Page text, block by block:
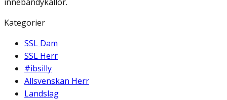
Kategorier
SSL Dam
SSL Herr
#ibsilly
Allsvenskan Herr
Landslag